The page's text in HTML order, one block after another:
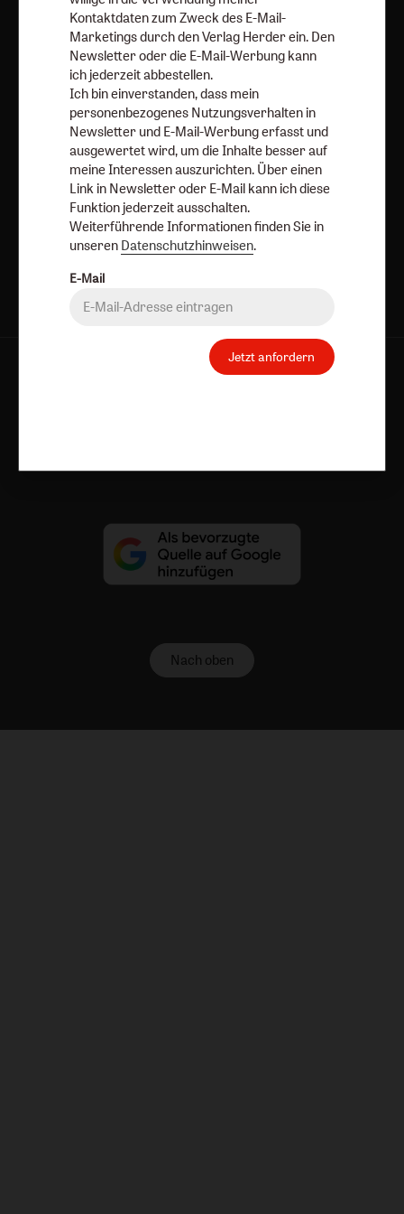
meine Interessen auszurichten. Über einen Link in
Newsletter oder E-Mail kann ich diese Funktion jederzeit
ausschalten.
Weiterführende Informationen finden Sie in unseren
Datenschutzhinweisen.
Jetzt anmelden
AGB und Widerrufsbelehrung
Datenschutz
Nach oben
Kontaktdaten zum Zweck des E-Mail-
Marketings durch den Verlag Herder ein. Den
Newsletter oder die E-Mail-Werbung kann
ich jederzeit abbestellen.
Ich bin einverstanden, dass mein
personenbezogenes Nutzungsverhalten in
Newsletter und E-Mail-Werbung erfasst und
ausgewertet wird, um die Inhalte besser auf
meine Interessen auszurichten. Über einen
Link in Newsletter oder E-Mail kann ich diese
Funktion jederzeit ausschalten.
Weiterführende Informationen finden Sie in
unseren Datenschutzhinweisen.
E-Mail
Jetzt anfordern